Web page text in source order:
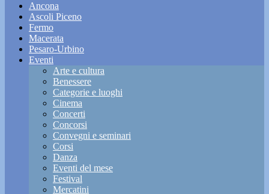
Ancona
Ascoli Piceno
Fermo
Macerata
Pesaro-Urbino
Eventi
Arte e cultura
Benessere
Categorie e luoghi
Cinema
Concerti
Concorsi
Convegni e seminari
Corsi
Danza
Eventi del mese
Festival
Mercatini